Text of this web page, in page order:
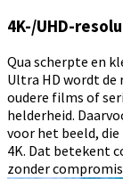
4K-/UHD-
Qua scherpte en
Ultra HD wordt de
oudere films of
helderheid.
voor het beeld,
4K. Dat betekent
zonder